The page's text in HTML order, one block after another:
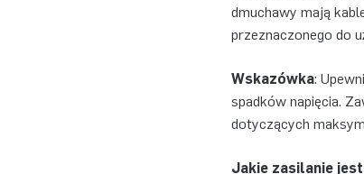
dmuchawy mają
przeznaczonego do
Wskazówka:
spadków napięcia.
dotyczących
Jakie zasilanie